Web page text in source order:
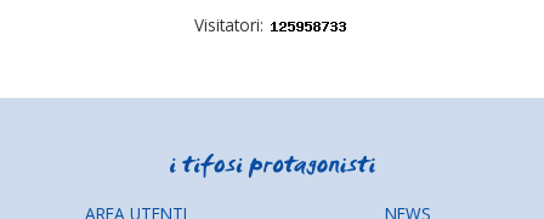
Visitatori:
AREA UTENTI
NEWS